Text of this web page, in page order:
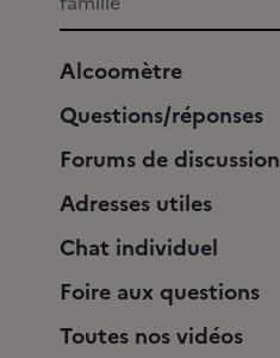
Alcoomètre
Questions/réponses
Forums de discussion
Adresses utiles
Chat individuel
Foire aux questions
Toutes nos vidéos